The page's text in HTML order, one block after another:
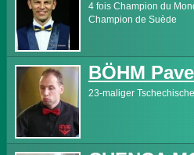
4 fois Champion du
Champion de Suède
BÖHM
23-maliger